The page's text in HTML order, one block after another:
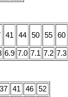
41 44 50 55 60
6.9 7.0 7.1 7.2 7.3
37 41 46
52